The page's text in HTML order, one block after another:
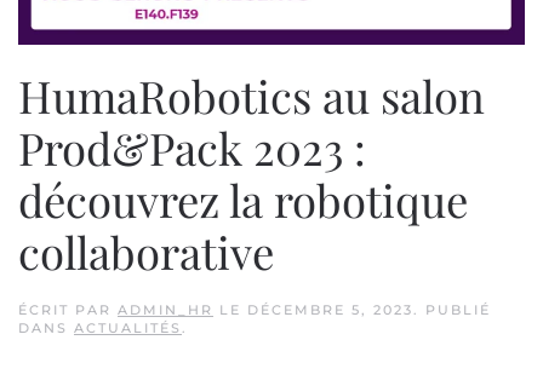
HumaRobotics au salon
Prod&Pack 2023 :
découvrez la robotique
collaborative
ÉCRIT PAR ADMIN_HR LE DÉCEMBRE 5, 2023. PUBLIÉ
DANS ACTUALITÉS .